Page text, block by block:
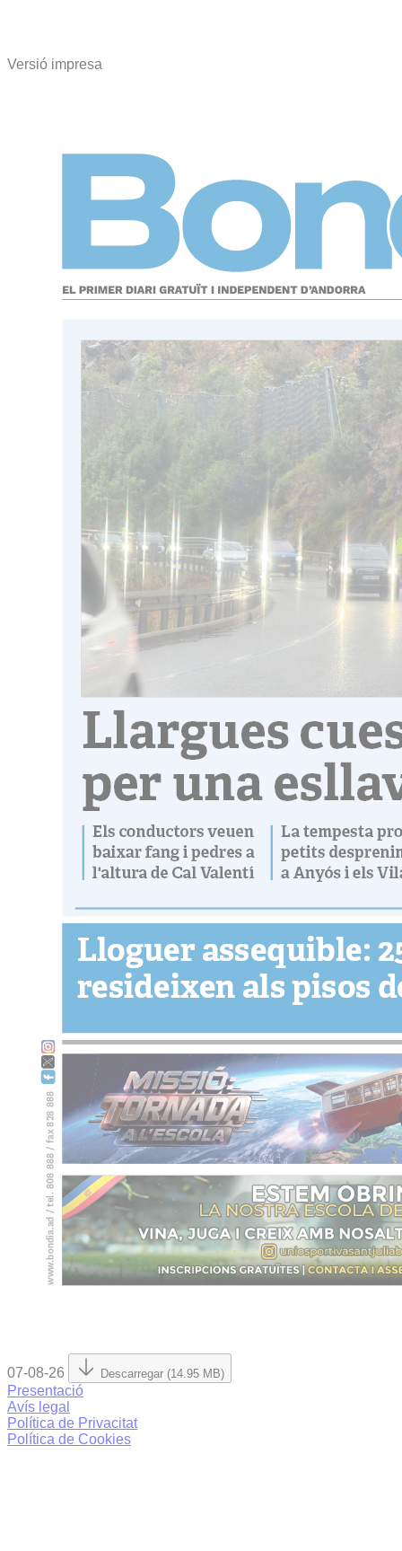
Versió impresa
07-08-26 Descarregar (14.95 MB)
Presentació
Avís legal
Política de Privacitat
Política de Cookies